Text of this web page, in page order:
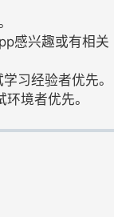
感兴趣或有相关
习经验者优先。
境者优先。